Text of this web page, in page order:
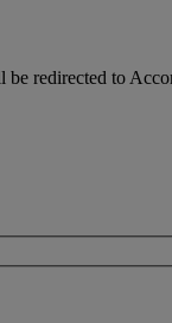
be redirected to